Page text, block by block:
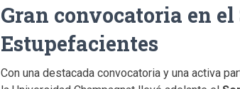
Gran convocatoria en
Estupefacientes
Con una destacada convocatoria y una activa